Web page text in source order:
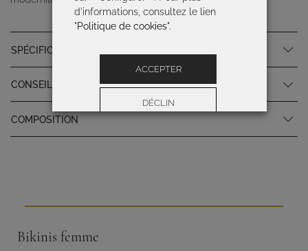
SPÉCIFICATIONS DU PRODUIT
CONSEILS D'ENTRETIEN
COMPOSITION
Bikinis femme
d'informations, consultez le lien
"Politique de cookies".
ACCEPTER
DÉCLIN
Préférences